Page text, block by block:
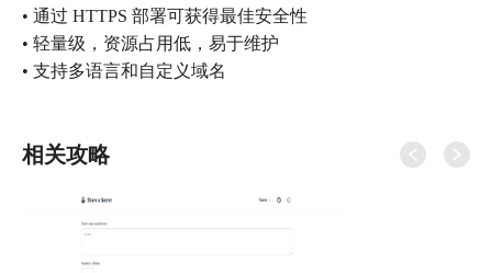
• 通过 HTTPS 部署可获得最佳安全性
• 轻量级，资源占用低，易于维护
• 支持多语言和自定义域名
相关攻略